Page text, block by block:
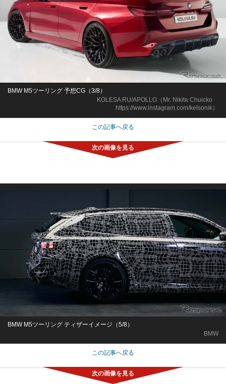
KOLESA RU/APOLLO（Mr. Nikita Chuicko
https://www.instagram.com/kelsonik）
BMW M5ツーリング 予想CG（3/8）
この記事へ戻る
BMW
BMW M5ツーリング ティザーイメージ（5/8）
この記事へ戻る